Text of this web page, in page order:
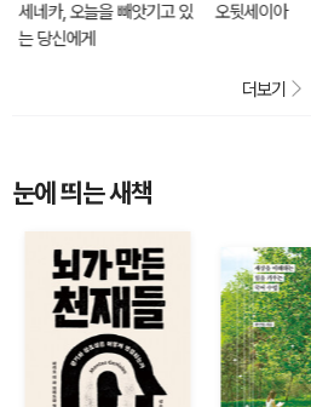
세네카, 오늘을 빼앗기고 있
는 당신에게
오뒷세이아
더보기
눈에 띄는 새책